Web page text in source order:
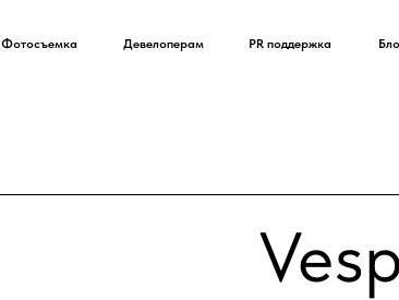
PR поддержка
Фотосъемка Девелоперам